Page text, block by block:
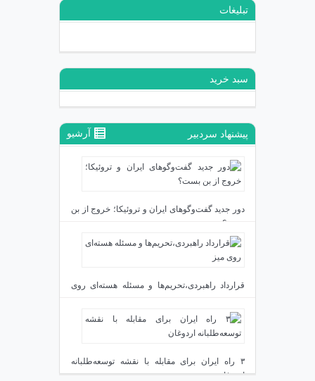
تبلیغات
سبد خرید
پیشنهاد سردبیر آرشیو
دور جدید گفت‌وگوهای ایران و تروئیکا؛ خروج از بن
بست؟
دی ۲۴, ۱۴۰۳
قرارداد راهبردی،تحریم‌ها و مسئله هسته‌ای روی
دی ۲۳, ۱۴۰۳
۳ راه ایران برای مقابله با نقشه توسعه‌طلبانه
اردوغان